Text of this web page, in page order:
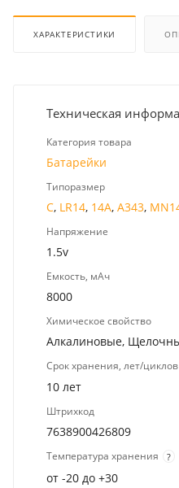
ХАРАКТЕРИСТИКИ
Техническая
Категория товара
Батарейки
Типоразмер
C, LR14, 14A, A343,
Напряжение
1.5v
Емкость, мАч
8000
Химическое свойство
Алкалиновые,
Срок хранения, лет/
10 лет
Штрихкод
7638900426809
Температура хранения ?
от -20 до +30